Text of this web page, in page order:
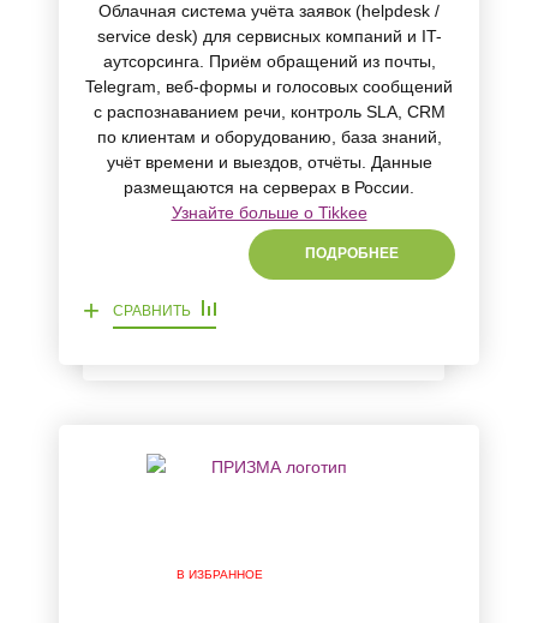
Облачная система учёта заявок (helpdesk /
service desk) для сервисных компаний и IT-
аутсорсинга. Приём обращений из почты,
Telegram, веб-формы и голосовых сообщений
с распознаванием речи, контроль SLA, CRM
по клиентам и оборудованию, база знаний,
учёт времени и выездов, отчёты. Данные
размещаются на серверах в России.
Узнайте больше о Tikkee
ПОДРОБНЕЕ
+ СРАВНИТЬ
В ИЗБРАННОЕ